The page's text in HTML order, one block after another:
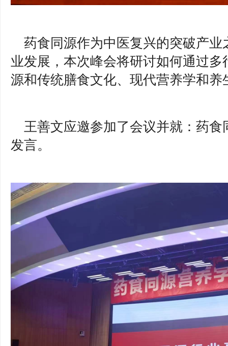
药食同源作为中医复兴的突破产
业发展，本次峰会将研讨如何通过
源和传统膳食文化、现代营养学和养
王善文应邀参加了会议并就：药
发言。